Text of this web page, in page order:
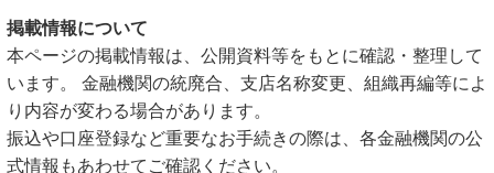
掲載情報について
本ページの掲載情報は、公開資料等をもとに確認・整理して
います。 金融機関の統廃合、支店名称変更、組織再編等によ
り内容が変わる場合があります。
振込や口座登録など重要なお手続きの際は、各金融機関の公
式情報もあわせてご確認ください。